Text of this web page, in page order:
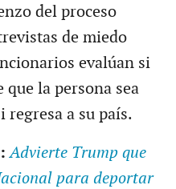
del proceso
de miedo
evalúan si
la persona sea
regresa a su país.
Advierte Trump que
para deportar